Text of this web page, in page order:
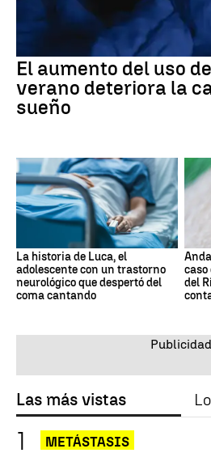
El aumento del uso
verano deteriora la
sueño
La historia de Luca, el
adolescente con un trastorno
neurológico que despertó del
coma cantando
caso
del
Las más vistas
METÁSTASIS